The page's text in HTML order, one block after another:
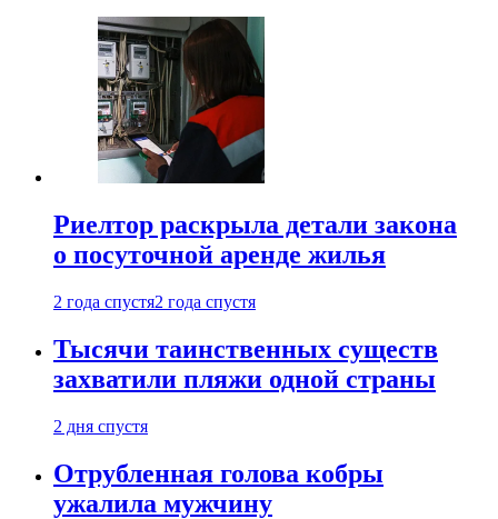
Риелтор раскрыла детали закона
о посуточной аренде жилья
2 года спустя2 года спустя
Тысячи таинственных существ
захватили пляжи одной страны
2 дня спустя
Отрубленная голова кобры
ужалила мужчину